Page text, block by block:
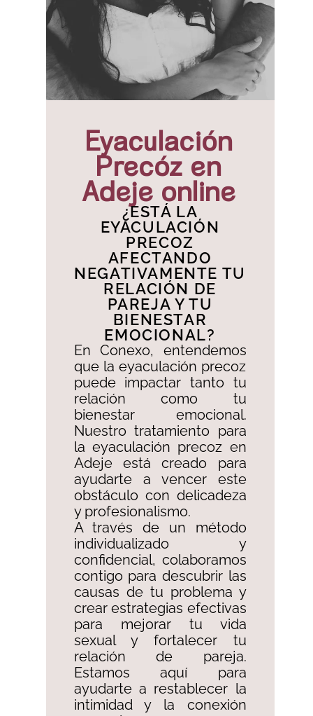
Eyaculación
Precóz en
Adeje online
¿ESTÁ LA
EYACULACIÓN
PRECOZ
AFECTANDO
NEGATIVAMENTE TU
RELACIÓN DE
PAREJA Y TU
BIENESTAR
EMOCIONAL?​
En Conexo, entendemos
que la eyaculación precoz
puede impactar tanto tu
relación como tu
bienestar emocional.
Nuestro tratamiento para
la eyaculación precoz en
Adeje está creado para
ayudarte a vencer este
obstáculo con delicadeza
y profesionalismo. ​
A través de un método
individualizado y
confidencial, colaboramos
contigo para descubrir las
causas de tu problema y
crear estrategias efectivas
para mejorar tu vida
sexual y fortalecer tu
relación de pareja.
Estamos aquí para
ayudarte a restablecer la
intimidad y la conexión